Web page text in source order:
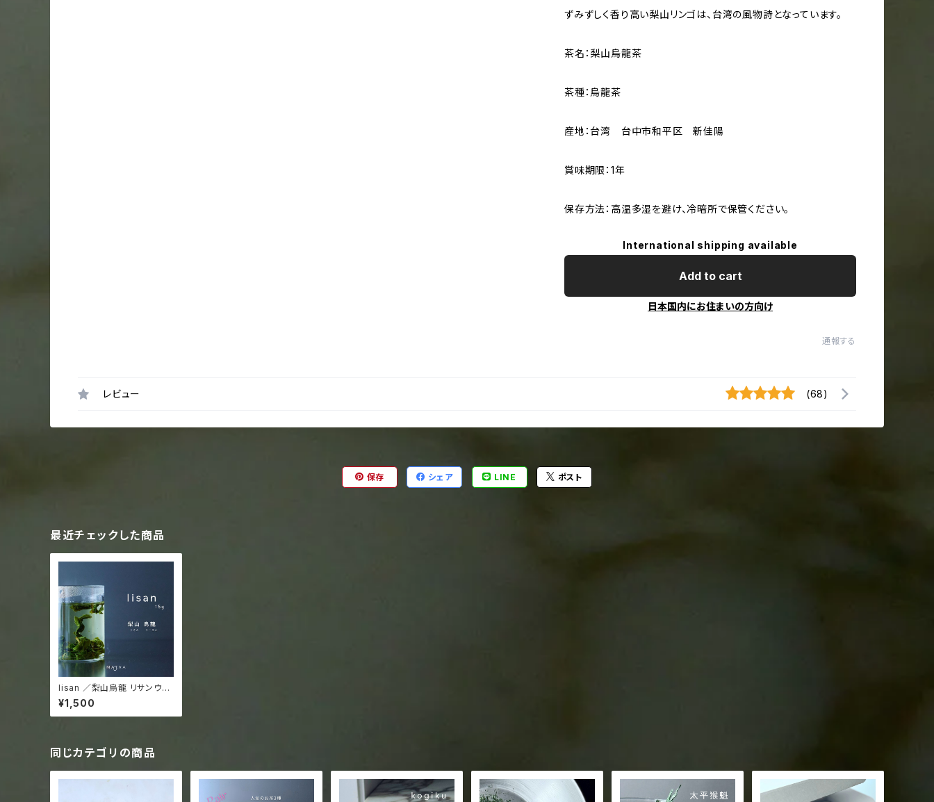
ずみずしく香り高い梨山リンゴは、台湾の風物詩となっています。
茶名：梨山烏龍茶
茶種：烏龍茶
産地：台湾 台中市和平区 新佳陽
賞味期限：1年
保存方法：高温多湿を避け、冷暗所で保管ください。
International shipping available
Add to cart
日本国内にお住まいの方向け
通報する
レビュー (68)
保存 シェア LINE ポスト
最近チェックした商品
lisan ／梨山烏龍 リサンウー
ロン 最高級台湾茶 15g袋
入 ("glass tea"10回分)
¥1,500
同じカテゴリの商品